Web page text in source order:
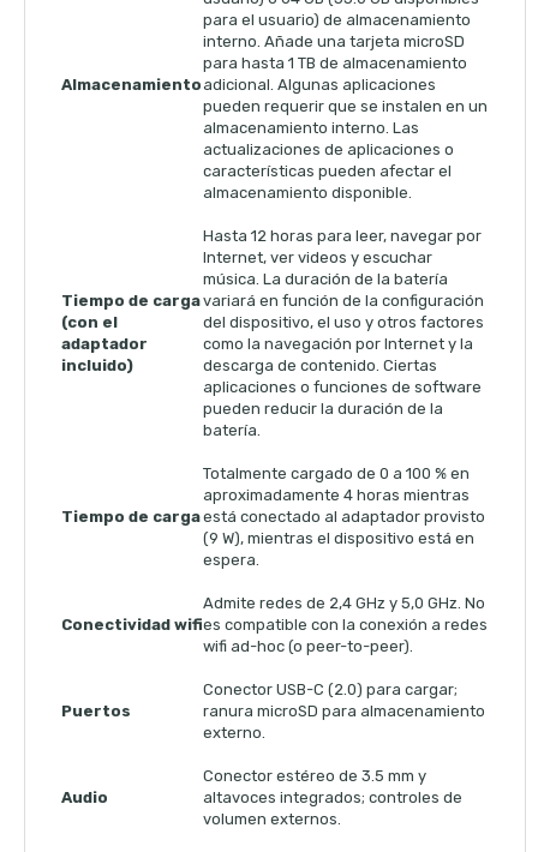
Almacenamiento
para el usuario) de almacenamiento
interno. Añade una tarjeta microSD
para hasta 1 TB de almacenamiento
adicional. Algunas aplicaciones
pueden requerir que se instalen en un
almacenamiento interno. Las
actualizaciones de aplicaciones o
características pueden afectar el
almacenamiento disponible.
Tiempo de carga
(con el
adaptador
incluido)
Hasta 12 horas para leer, navegar por
Internet, ver videos y escuchar
música. La duración de la batería
variará en función de la configuración
del dispositivo, el uso y otros factores
como la navegación por Internet y la
descarga de contenido. Ciertas
aplicaciones o funciones de software
pueden reducir la duración de la
batería.
Tiempo de carga
Totalmente cargado de 0 a 100 % en
aproximadamente 4 horas mientras
está conectado al adaptador provisto
(9 W), mientras el dispositivo está en
espera.
Conectividad wifi
Admite redes de 2,4 GHz y 5,0 GHz. No
es compatible con la conexión a redes
wifi ad-hoc (o peer-to-peer).
Puertos
Conector USB-C (2.0) para cargar;
ranura microSD para almacenamiento
externo.
Audio
Conector estéreo de 3.5 mm y
altavoces integrados; controles de
volumen externos.